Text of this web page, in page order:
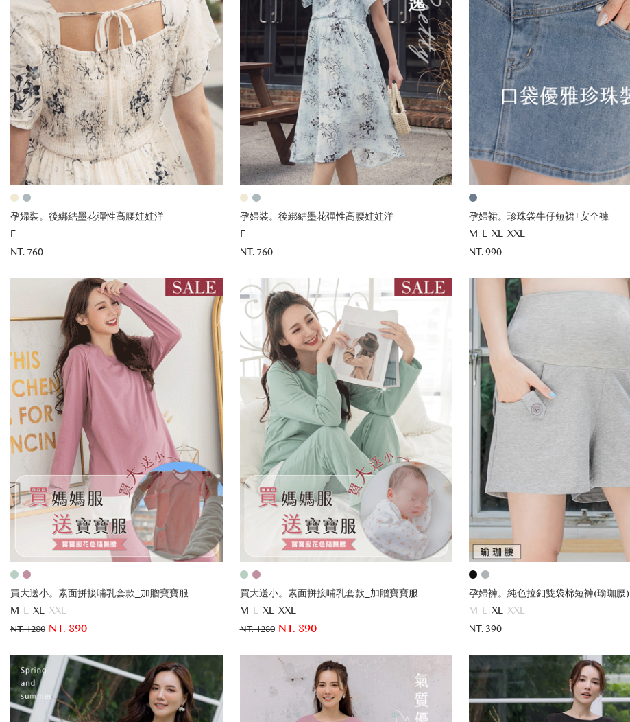
孕婦裝。後綁結墨花彈性高腰娃娃洋
F
NT. 760
孕婦裝。後綁結墨花彈性高腰娃娃洋
F
NT. 760
孕婦裙。珍珠袋牛仔短裙+安全褲
M L XL XXL
NT. 990
買大送小。素面拼接哺乳套款_加贈寶寶服
M L XL XXL
NT. 1280 NT. 890
買大送小。素面拼接哺乳套款_加贈寶寶服
M L XL XXL
NT. 1280 NT. 890
孕婦褲。純色拉釦雙袋棉短褲(瑜珈腰)
M L XL XXL
NT. 390